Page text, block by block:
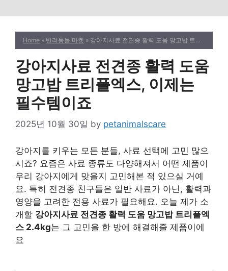
Home » 반려동물 마켓 » 강아지사료 전견종 활력 도움 망고밥 트리플엑스, 이제는 필수템이죠
강아지사료 전견종 활력 도움
망고밥 트리플엑스, 이제는
필수템이죠
2025년 10월 30일 by petanimalscare
강아지를 키우는 모든 분들, 사료 선택에 고민 많으
시죠? 요즘은 사료 종류도 다양해져서 어떤 제품이
우리 강아지에게 맞을지 고민해본 적 있으실 거예
요. 특히 전견종 친구들은 일반 사료가 아닌, 활력과
영양을 고려한 전용 사료가 필요해요. 오늘 제가 소
개할 강아지사료 전견종 활력 도움 망고밥 트리플엑
스 2.4kg는 그 고민을 한 방에 해결해줄 제품이에
요